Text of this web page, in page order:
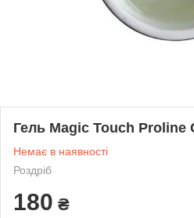
Гель Magic Touch Proline
Немає в наявності
Роздріб
180 ₴